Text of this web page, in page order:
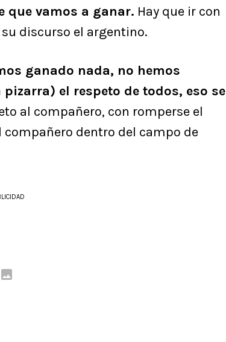
que vamos a ganar. Hay que ir con
discurso el argentino.
ganado nada, no hemos
el respeto de todos, eso se
al compañero, con romperse el
dentro del campo de